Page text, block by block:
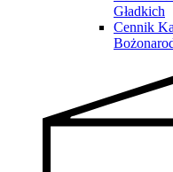
Gładkich
Cennik